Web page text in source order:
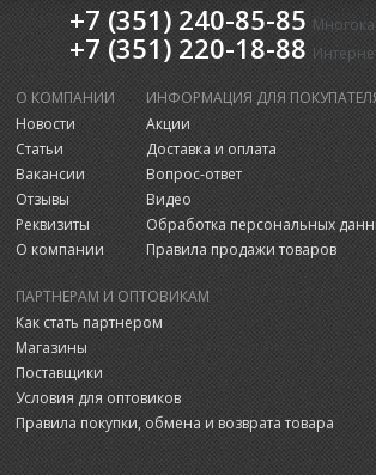
+7 (351) 240-85-85
+7 (351) 220-18-88
О КОМПАНИИ
Новости
Статьи
Вакансии
Отзывы
Реквизиты
О компании
ИНФОРМАЦИЯ ДЛЯ
Акции
Доставка и оплата
Вопрос-ответ
Видео
Обработка персональных
Правила продажи товаров
ПАРТНЕРАМ И ОПТОВИКАМ
Как стать партнером
Магазины
Поставщики
Условия для оптовиков
Правила покупки, обмена и возврата товара